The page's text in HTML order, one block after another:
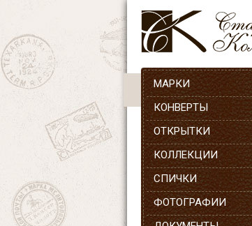
МАРКИ
КОНВЕРТЫ
ОТКРЫТКИ
КОЛЛЕКЦИИ
СПИЧКИ
ФОТОГРАФИИ